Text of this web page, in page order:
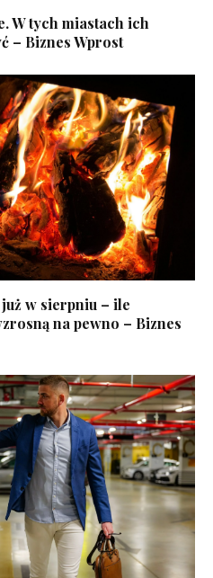
W tych miastach ich
– Biznes Wprost
w sierpniu – ile
na pewno – Biznes